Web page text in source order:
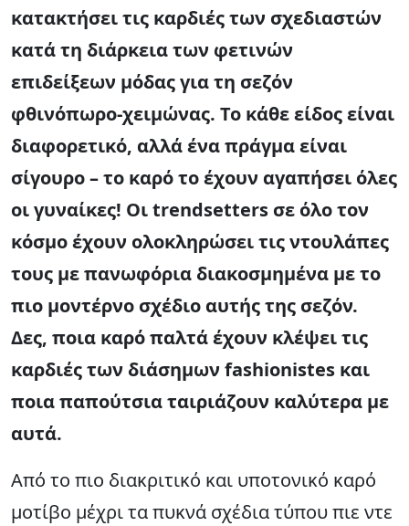
κατακτήσει τις καρδιές των σχεδιαστών
κατά τη διάρκεια των φετινών
επιδείξεων μόδας για τη σεζόν
φθινόπωρο-χειμώνας. Το κάθε είδος είναι
διαφορετικό, αλλά ένα πράγμα είναι
σίγουρο – το καρό το έχουν αγαπήσει όλες
οι γυναίκες! Οι trendsetters σε όλο τον
κόσμο έχουν ολοκληρώσει τις ντουλάπες
τους με πανωφόρια διακοσμημένα με το
πιο μοντέρνο σχέδιο αυτής της σεζόν.
Δες, ποια καρό παλτά έχουν κλέψει τις
καρδιές των διάσημων fashionistes και
ποια παπούτσια ταιριάζουν καλύτερα με
αυτά.
Από το πιο διακριτικό και υποτονικό καρό
μοτίβο μέχρι τα πυκνά σχέδια τύπου πιε ντε